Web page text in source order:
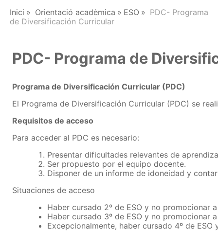
Inici Orientació acadèmica ESO
PDC- Programa
de Diversificación Curricular
PDC- Programa de
Programa de Diversificación Curricular (PDC)
El Programa de Diversificación Curricular (PDC) se
Requisitos de acceso
Para acceder al PDC es necesario:
Presentar dificultades relevantes de
Ser propuesto por el equipo docente.
Disponer de un informe de idoneidad y
Situaciones de acceso
Haber cursado 2º de ESO y no promocionar a
Haber cursado 3º de ESO y no promocionar a
Excepcionalmente, haber cursado 4º de ESO